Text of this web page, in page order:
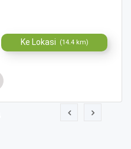
Ke Lokasi (14.4 km)